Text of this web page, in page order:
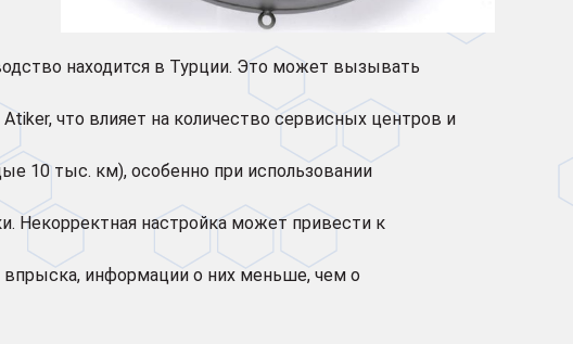
находится в Турции. Это может вызывать
что влияет на количество сервисных центров и
10 тыс. км), особенно при использовании
Некорректная настройка может привести к
впрыска, информации о них меньше, чем о